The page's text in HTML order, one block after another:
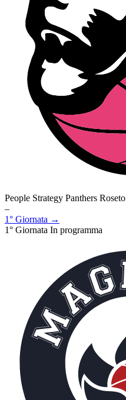
People Strategy Panthers Roseto
–
1° Giornata →
1° Giornata In programma